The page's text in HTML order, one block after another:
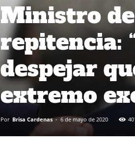
Ministro
repitencia:
despejar
extremo
Por Brisa Cardenas - 6 de mayo de 2020